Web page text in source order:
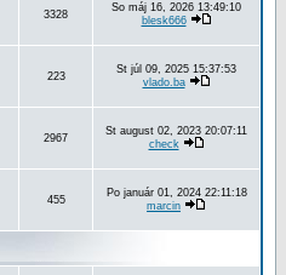
3328
So máj 16, 2026 13:49:10
blesk666
223
St júl 09, 2025 15:37:53
vlado.ba
2967
St august 02, 2023 20:07:11
check
455
Po január 01, 2024 22:11:18
marcin